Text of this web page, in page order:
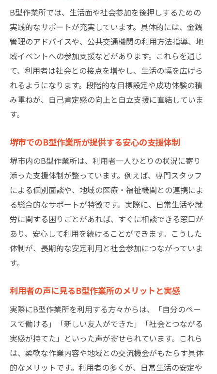
B型作業所では、生活面や社会参加を後押しするための
実践的なサポートが充実しています。具体的には、金銭
管理のアドバイスや、公共交通機関の利用方法指導、地
域イベントへの参加支援などがあります。これらを通じ
て、利用者は社会との接点を増やし、生活の幅を広げら
れるようになります。段階的な目標設定や成功体験の積
み重ねが、自己肯定感の向上と自立支援に直結していま
す。
堺市でのB型作業所が提供する安心の支援体制
堺市内のB型作業所は、利用者一人ひとりの状況に寄り
添った支援体制が整っています。例えば、専門スタッフ
による個別面談や、地域の医療・福祉機関との連携によ
る総合的なサポートが特徴です。実際に、日常生活や就
労に関する困りごとがあれば、すぐに相談できる窓口が
あり、安心して利用を続けることができます。こうした
体制が、長期的な安定利用と社会参加につながっていま
す。
利用者の声に見るB型作業所のメリットと実感
実際にB型作業所を利用する方々からは、「自分のペー
スで働ける」「新しい友人ができた」「社会とつながる
実感が持てた」といった声が寄せられています。これら
は、柔軟な作業内容や地域との交流機会がもたらす具体
的なメリットです。利用者の多くが、日常生活の安定や